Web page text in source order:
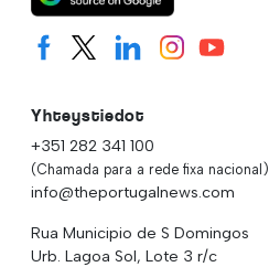
Yhteystiedot
+351 282 341 100
(Chamada para a rede fixa nacional)
info@theportugalnews.com
Rua Municipio de S Domingos
Urb. Lagoa Sol, Lote 3 r/c